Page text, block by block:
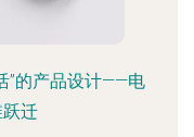
”的产品设计——电
迁